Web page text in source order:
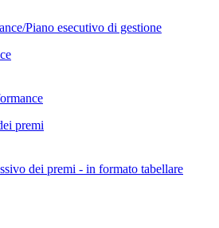
Piano esecutivo di gestione
premi
dei premi - in formato tabellare